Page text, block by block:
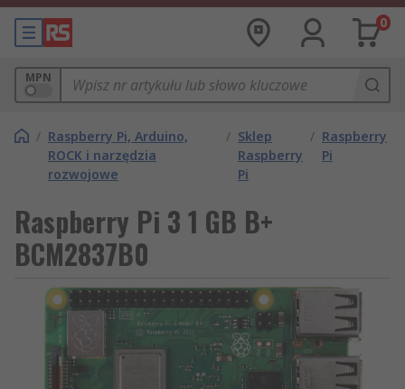
0
MPN
/ Raspberry Pi, Arduino,
ROCK i narzędzia
rozwojowe
/ Sklep
Raspberry
Pi
/ Raspberry
Pi
Raspberry Pi 3 1 GB B+
BCM2837B0